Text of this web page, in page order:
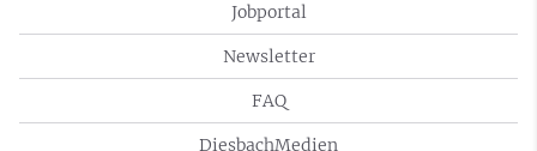
Jobportal
Newsletter
FAQ
DiesbachMedien